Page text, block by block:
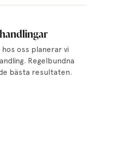
oss planerar vi
Regelbundna
bästa resultaten.